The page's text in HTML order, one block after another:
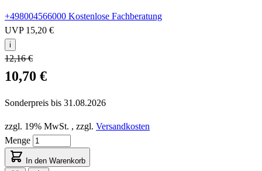
+498004566000 Kostenlose Fachberatung
UVP 15,20 €
i
12,16 €
10,70 €
Sonderpreis bis 31.08.2026
zzgl. 19% MwSt. , zzgl. Versandkosten
Menge
In den Warenkorb